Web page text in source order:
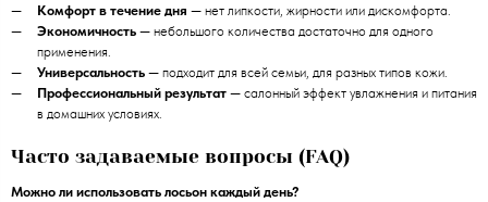
Комфорт в течение дня — нет липкости, жирности или дискомфорта.
Экономичность — небольшого количества достаточно для одного
применения.
Универсальность — подходит для всей семьи, для разных типов кожи.
Профессиональный результат — салонный эффект увлажнения и питания
в домашних условиях.
Часто задаваемые вопросы (FAQ)
Можно ли использовать лосьон каждый день?